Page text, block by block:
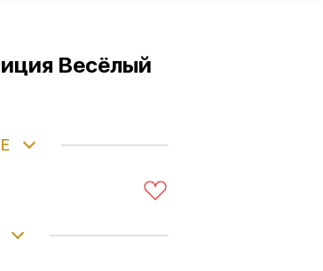
Весёлый